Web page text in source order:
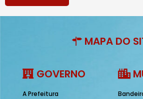
MAPA DO
GOVERNO
A Prefeitura